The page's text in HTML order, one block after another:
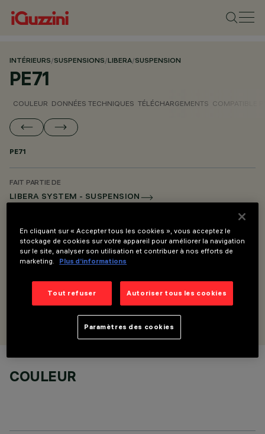
INTÉRIEURS/SUSPENSIONS/LIBERA/SUSPENSION
PE71
COULEUR DONNÉES TECHNIQUES TÉLÉCHARGEMENTS COMPATIBLE
PE71
FAIT PARTIE DE
LIBERA SYSTEM - SUSPENSION
DESCRIPTION
Kit de suspension pour différence de niveau - L=900
CONÇU PAR
COULEUR
En cliquant sur « Accepter tous les cookies », vous acceptez le
stockage de cookies sur votre appareil pour améliorer la navigation
sur le site, analyser son utilisation et contribuer à nos efforts de
marketing.
Plus d’informations
Tout refuser Autoriser tous les cookies
Paramètres des cookies